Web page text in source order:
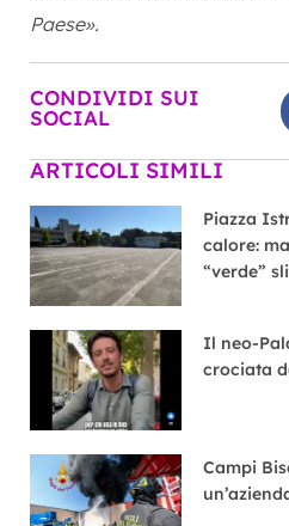
Paese».
CONDIVIDI SUI
SOCIAL
ARTICOLI SIMILI
Piazza
calore:
“verde”
Il neo-
crociata
Campi